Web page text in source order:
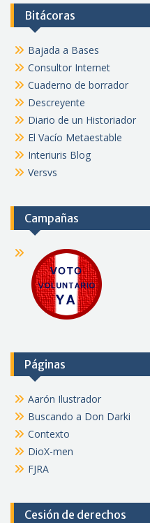
Bitácoras
Bajada a Bases
Consultor Internet
Cuaderno de borrador
Descreyente
Diario de un Historiador
El Vacío Metaestable
Interiuris Blog
Versvs
Campañas
Páginas
Aarón Ilustrador
Buscando a Don Darki
Contexto
DioX-men
FJRA
Cesión de derechos